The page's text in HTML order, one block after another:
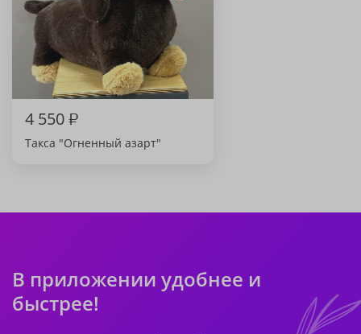
4 550₽
Такса "Огненный азарт"
В приложении удобнее и
быстрее!